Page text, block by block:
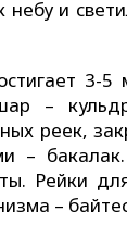
небу и
3-5
–
реек,
–
Рейки
–